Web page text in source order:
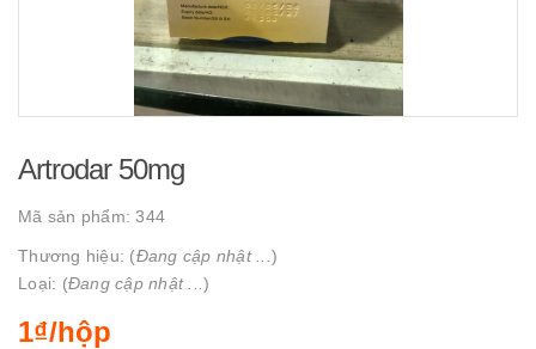
Artrodar 50mg
Mã sản phẩm:344
Thương hiệu: (Đang cập nhật ... )
Loại: (Đang cập nhật ... )
1₫/hộp